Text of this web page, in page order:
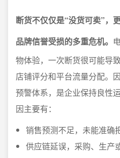
断货不仅仅是“没货可卖”，
品牌信誉受损的多重危机。
物体验，一次断货很可能导
店铺评分和平台流量分配。
预警体系，是企业保持良性
因主要有：
销售预测不足，未能准确
供应链延误，采购、生产